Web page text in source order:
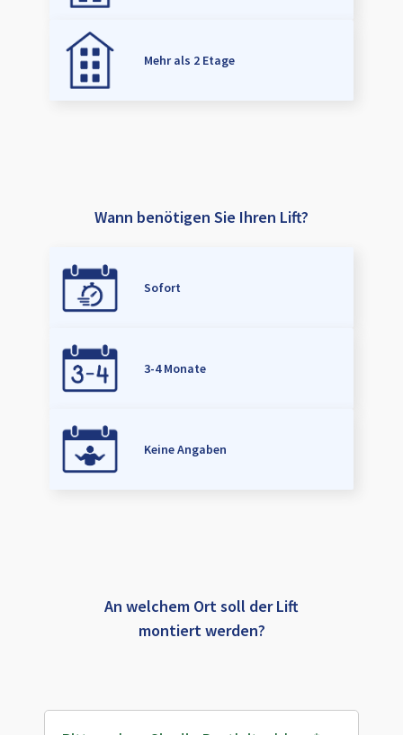
Mehr als 2 Etage
Wann benötigen Sie Ihren Lift?
Sofort
3-4 Monate
Keine Angaben
An welchem Ort soll der Lift
montiert werden?